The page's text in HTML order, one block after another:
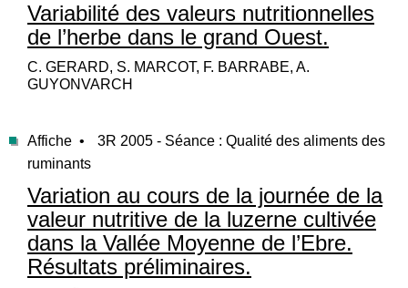
Variabilité des valeurs nutritionnelles
de l’herbe dans le grand Ouest.
C. GERARD, S. MARCOT, F. BARRABE, A.
GUYONVARCH
Affiche •
3R 2005 - Séance : Qualité des aliments des
ruminants
Variation au cours de la journée de la
valeur nutritive de la luzerne cultivée
dans la Vallée Moyenne de l’Ebre.
Résultats préliminaires.